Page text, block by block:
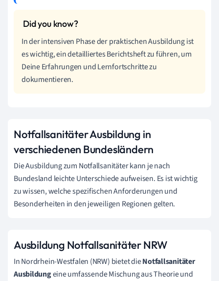
In der intensiven Phase der praktischen Ausbildung ist
es wichtig, ein detailliertes Berichtsheft zu führen, um
Deine Erfahrungen und Lernfortschritte zu
dokumentieren.
Notfallsanitäter Ausbildung in
verschiedenen Bundesländern
Die Ausbildung zum Notfallsanitäter kann je nach
Bundesland leichte Unterschiede aufweisen. Es ist wichtig
zu wissen, welche spezifischen Anforderungen und
Besonderheiten in den jeweiligen Regionen gelten.
Ausbildung Notfallsanitäter NRW
In Nordrhein-Westfalen (NRW) bietet dieNotfallsanitäter
Ausbildungeine umfassende Mischung aus Theorie und